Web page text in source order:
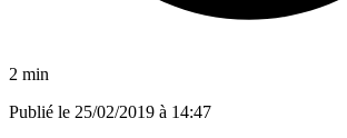
2 min
Publié le 25/02/2019 à 14:47